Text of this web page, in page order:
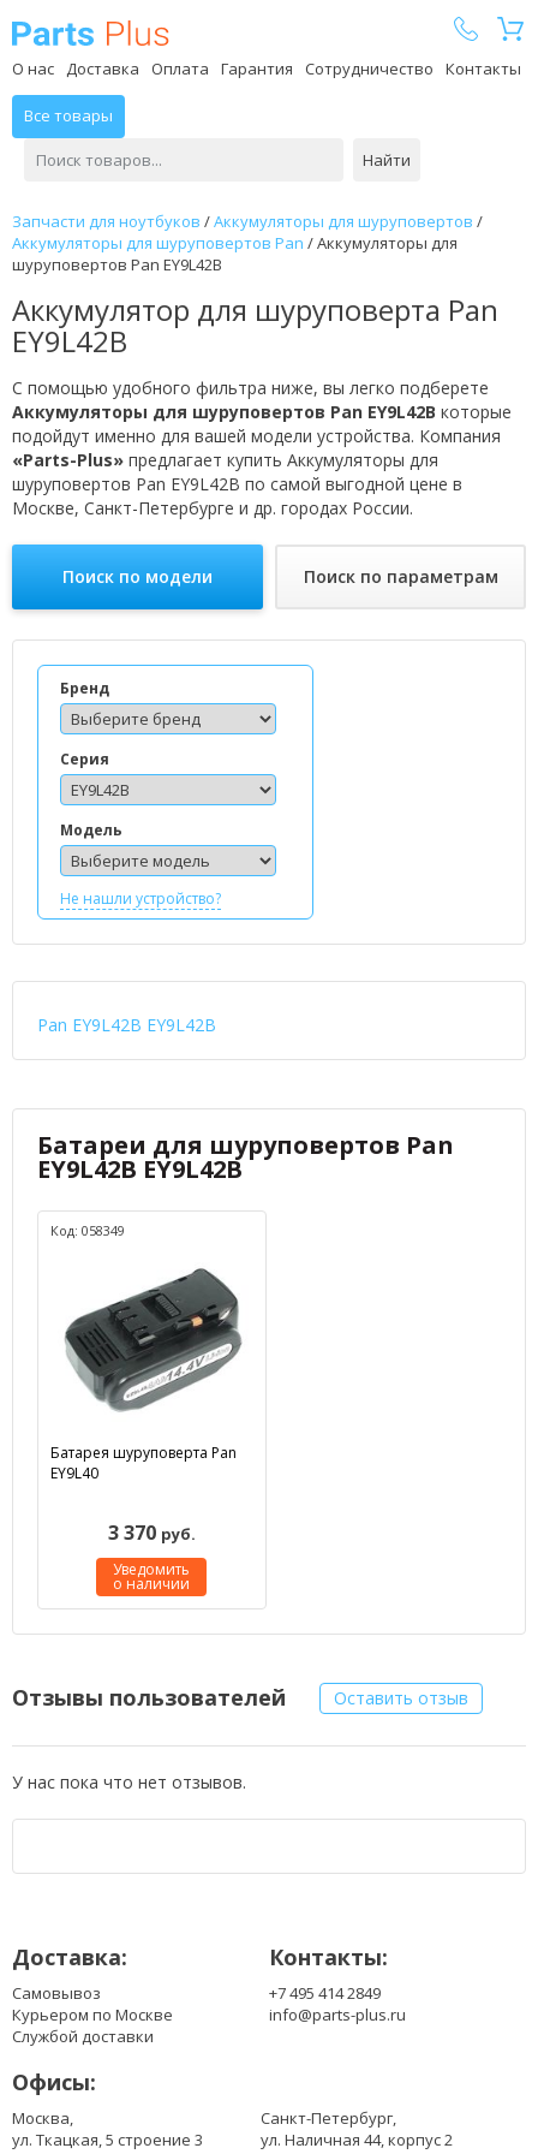
О нас Доставка Оплата Гарантия Сотрудничество Контакты
Все товары
Найти
Запчасти для ноутбуков /Аккумуляторы для шуруповертов /
Аккумуляторы для шуруповертов Pan /Аккумуляторы для
шуруповертов Pan EY9L42B
Аккумулятор для шуруповерта Pan
EY9L42B
С помощью удобного фильтра ниже, вы легко подберете
Аккумуляторы для шуруповертов Pan EY9L42B которые
подойдут именно для вашей модели устройства. Компания
«Parts-Plus» предлагает купить Аккумуляторы для
шуруповертов Pan EY9L42B по самой выгодной цене в
Москве, Санкт-Петербурге и др. городах России.
Поиск по модели Поиск по параметрам
Бренд
Серия
Модель
Не нашли устройство?
Pan EY9L42B EY9L42B
Батареи для шуруповертов Pan
EY9L42B EY9L42B
Код: 058349
Батарея шуруповерта Pan
EY9L40
3 370 руб.
Уведомить
о наличии
Отзывы пользователей Оставить отзыв
У нас пока что нет отзывов.
Доставка:
Самовывоз
Курьером по Москве
Службой доставки
Контакты:
+7 495 414 2849
info@parts-plus.ru
Офисы:
Москва,
ул. Ткацкая, 5 строение 3
Санкт-Петербург,
ул. Наличная 44, корпус 2